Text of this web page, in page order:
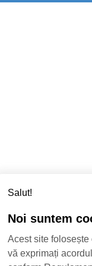
Salut!
Noi suntem
Acest site
vă exprimați